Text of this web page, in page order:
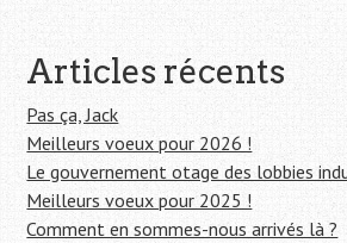
Articles récents
Pas ça, Jack
Meilleurs voeux pour 2026 !
Le gouvernement otage des lobbies
Meilleurs voeux pour 2025 !
Comment en sommes-nous arrivés là ?